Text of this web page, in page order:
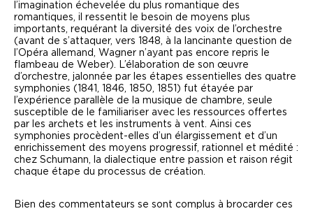
l’imagination échevelée du plus romantique des
romantiques, il ressentit le besoin de moyens plus
importants, requérant la diversité des voix de l’orchestre
(avant de s’attaquer, vers 1848, à la lancinante question de
l’Opéra allemand, Wagner n’ayant pas encore repris le
flambeau de Weber). L’élaboration de son œuvre
d’orchestre, jalonnée par les étapes essentielles des quatre
symphonies (1841, 1846, 1850, 1851) fut étayée par
l’expérience parallèle de la musique de chambre, seule
susceptible de le familiariser avec les ressources offertes
par les archets et les instruments à vent. Ainsi ces
symphonies procèdent-elles d’un élargissement et d’un
enrichissement des moyens progressif, rationnel et médité :
chez Schumann, la dialectique entre passion et raison régit
chaque étape du processus de création.
Bien des commentateurs se sont complus à brocarder ces